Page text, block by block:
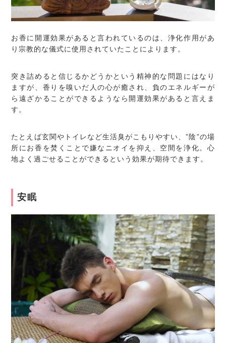
お香に開運効果があると言われているのは、浄化作用があ
り宗教的な儀式に使用されていたことによります。
突き詰めると信じるかどうかという精神的な問題にはなり
ますが、香りを嗅いだ人の心が癒され、負のエネルギーが
ら遠ざかることができるようなら開運効果があると言えま
す。
たとえば玄関やトイレなど生活臭がこもりやすい、”陰”の場
所にお香を焚くことで嫌なニオイを抑え、空間を浄化。心
地よく過ごせることができるという効果が期待できます。
安眠